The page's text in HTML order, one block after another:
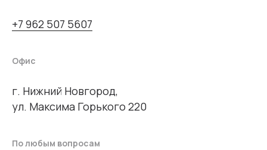
+7 962 507 5607
Офис
г. Нижний Новгород,
ул. Максима Горького 220
По любым вопросам